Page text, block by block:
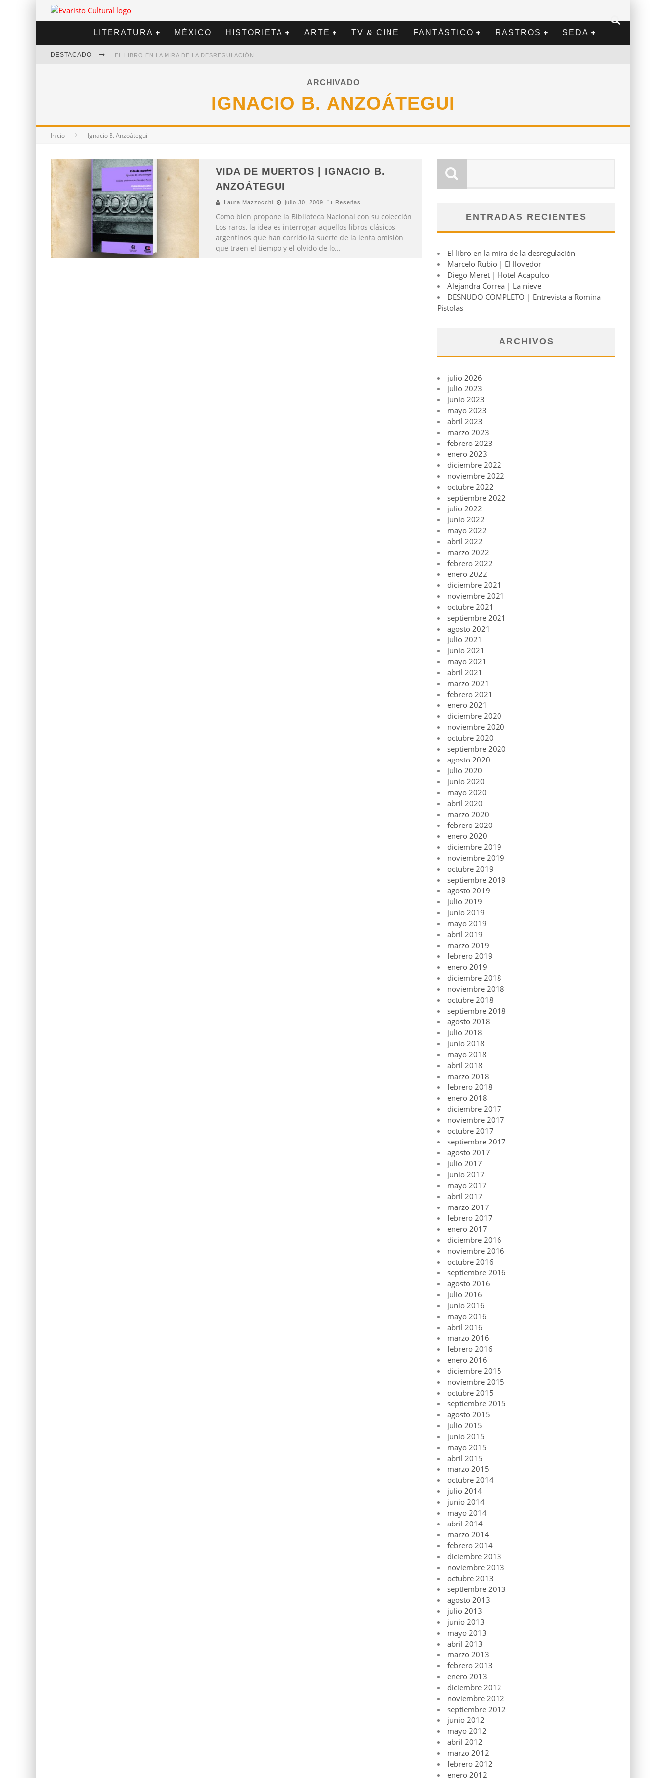
LITERATURA MÉXICO HISTORIETA ARTE TV & CINE FANTÁSTICO RASTROS SEDA
DESTACADO EL LIBRO EN LA MIRA DE LA DESREGULACIÓN
DIEGO MERET | HOTEL ACAPULCO
ARCHIVADO
IGNACIO B. ANZOÁTEGUI
Inicio Ignacio B. Anzoátegui
VIDA DE MUERTOS | IGNACIO B.
ANZOÁTEGUI
Laura Mazzocchi julio 30, 2009 Reseñas
Como bien propone la Biblioteca Nacional con su colección
Los raros, la idea es interrogar aquellos libros clásicos
argentinos que han corrido la suerte de la lenta omisión
que traen el tiempo y el olvido de lo...
ENTRADAS RECIENTES
El libro en la mira de la desregulación
Marcelo Rubio | El llovedor
Diego Meret | Hotel Acapulco
Alejandra Correa | La nieve
DESNUDO COMPLETO | Entrevista a Romina
Pistolas
ARCHIVOS
julio 2026
julio 2023
junio 2023
mayo 2023
abril 2023
marzo 2023
febrero 2023
enero 2023
diciembre 2022
noviembre 2022
octubre 2022
septiembre 2022
julio 2022
junio 2022
mayo 2022
abril 2022
marzo 2022
febrero 2022
enero 2022
diciembre 2021
noviembre 2021
octubre 2021
septiembre 2021
agosto 2021
julio 2021
junio 2021
mayo 2021
abril 2021
marzo 2021
febrero 2021
enero 2021
diciembre 2020
noviembre 2020
octubre 2020
septiembre 2020
agosto 2020
julio 2020
junio 2020
mayo 2020
abril 2020
marzo 2020
febrero 2020
enero 2020
diciembre 2019
noviembre 2019
octubre 2019
septiembre 2019
agosto 2019
julio 2019
junio 2019
mayo 2019
abril 2019
marzo 2019
febrero 2019
enero 2019
diciembre 2018
noviembre 2018
octubre 2018
septiembre 2018
agosto 2018
julio 2018
junio 2018
mayo 2018
abril 2018
marzo 2018
febrero 2018
enero 2018
diciembre 2017
noviembre 2017
octubre 2017
septiembre 2017
agosto 2017
julio 2017
junio 2017
mayo 2017
abril 2017
marzo 2017
febrero 2017
enero 2017
diciembre 2016
noviembre 2016
octubre 2016
septiembre 2016
agosto 2016
julio 2016
junio 2016
mayo 2016
abril 2016
marzo 2016
febrero 2016
enero 2016
diciembre 2015
noviembre 2015
octubre 2015
septiembre 2015
agosto 2015
julio 2015
junio 2015
mayo 2015
abril 2015
marzo 2015
octubre 2014
julio 2014
junio 2014
mayo 2014
abril 2014
marzo 2014
febrero 2014
diciembre 2013
noviembre 2013
octubre 2013
septiembre 2013
agosto 2013
julio 2013
junio 2013
mayo 2013
abril 2013
marzo 2013
febrero 2013
enero 2013
diciembre 2012
noviembre 2012
septiembre 2012
junio 2012
mayo 2012
abril 2012
marzo 2012
febrero 2012
enero 2012